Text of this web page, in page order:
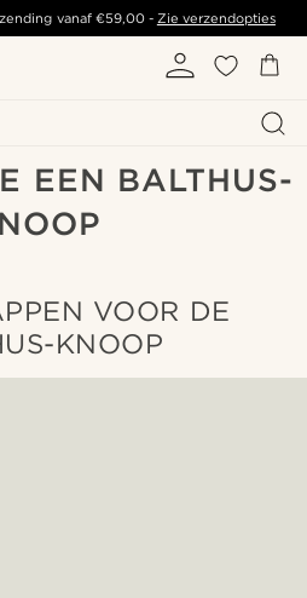
vanaf €59,00- Zie verzendopties
EEN BALTHUS-
VOOR DE
KNOOP